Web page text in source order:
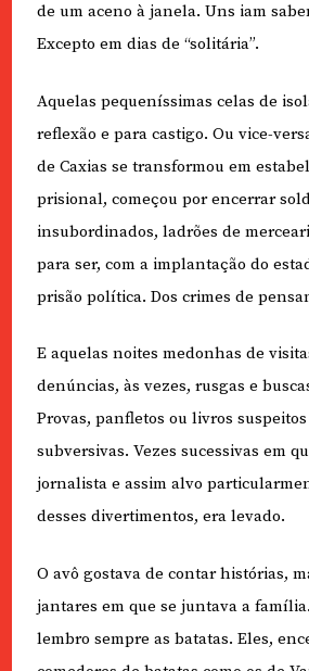
de um aceno à janela. Uns iam
Excepto em dias de “solitária”.
Aquelas pequeníssimas celas de
reflexão e para castigo. Ou vice-
de Caxias se transformou em
prisional, começou por encerrar
insubordinados, ladrões de
para ser, com a implantação do
prisão política. Dos crimes de
E aquelas noites medonhas de
denúncias, às vezes, rusgas e
Provas, panfletos ou livros
subversivas. Vezes sucessivas em
jornalista e assim alvo
desses divertimentos, era levado.
O avô gostava de contar histórias,
jantares em que se juntava a
lembro sempre as batatas. Eles,